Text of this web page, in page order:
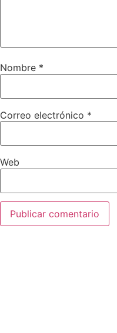
Nombre *
Correo electrónico *
Web